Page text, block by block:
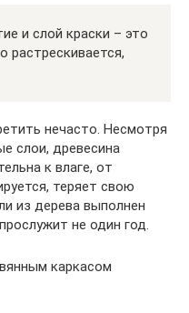
и слой краски – это
растрескивается,
нечасто. Несмотря
слои, древесина
к влаге, от
теряет свою
из дерева выполнен
не один год.
каркасом